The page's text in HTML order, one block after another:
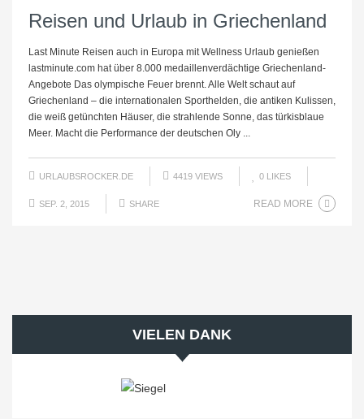
Reisen und Urlaub in Griechenland
Last Minute Reisen auch in Europa mit Wellness Urlaub genießen
lastminute.com hat über 8.000 medaillenverdächtige Griechenland-
Angebote Das olympische Feuer brennt. Alle Welt schaut auf
Griechenland – die internationalen Sporthelden, die antiken Kulissen,
die weiß getünchten Häuser, die strahlende Sonne, das türkisblaue
Meer. Macht die Performance der deutschen Oly ...
URLAUBSROCKER.DE 4419 VIEWS 0 LIKES
SEP. 2, 2015 SHARE READ MORE
VIELEN DANK